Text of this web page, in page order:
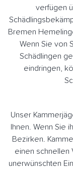
verfügen
Bremen
Wenn Sie von
Schädlingen
eindringen,
Unser
Ihnen. Wenn Sie
Bezirken.
einen schnellen
unerwünschten